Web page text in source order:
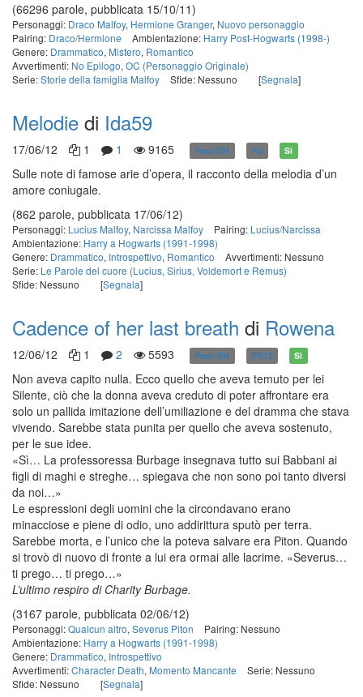
(66296 parole, pubblicata 15/10/11)
Personaggi: Draco Malfoy, Hermione Granger, Nuovo personaggio
Pairing: Draco/Hermione Ambientazione: Harry Post-Hogwarts (1998-)
Genere: Drammatico, Mistero, Romantico
Avvertimenti: No Epilogo, OC (Personaggio Originale)
Serie:Storie della famiglia Malfoy Sfide: Nessuno [Segnala]
Melodie di Ida59
17/06/12 1 1 9165 Post-DH PG Sì
Sulle note di famose arie d’opera, il racconto della melodia d’un
amore coniugale.
(862 parole, pubblicata 17/06/12)
Personaggi: Lucius Malfoy, Narcissa Malfoy Pairing: Lucius/Narcissa
Ambientazione: Harry a Hogwarts (1991-1998)
Genere: Drammatico, Introspettivo, Romantico
Avvertimenti: Nessuno
Serie: Le Parole del cuore (Lucius, Sirius, Voldemort e Remus)
Sfide: Nessuno
[Segnala]
Cadence of her last breath di Rowena
12/06/12 1 2 5593 Post-DH PG13 Sì
Non aveva capito nulla. Ecco quello che aveva temuto per lei
Silente, ciò che la donna aveva creduto di poter affrontare era
solo un pallida imitazione dell’umiliazione e del dramma che stava
vivendo. Sarebbe stata punita per quello che aveva sostenuto,
per le sue idee.
«Sì… La professoressa Burbage insegnava tutto sui Babbani ai
figli di maghi e streghe… spiegava che non sono poi tanto diversi
da noi…»
Le espressioni degli uomini che la circondavano erano
minacciose e piene di odio, uno addirittura sputò per terra.
Sarebbe morta, e l’unico che la poteva salvare era Piton. Quando
si trovò di nuovo di fronte a lui era ormai alle lacrime. «Severus…
ti prego… ti prego…»
L’ultimo respiro di Charity Burbage.
(3167 parole, pubblicata 02/06/12)
Personaggi:Qualcun altro, Severus Piton
Pairing: Nessuno
Ambientazione: Harry a Hogwarts (1991-1998)
Genere: Drammatico, Introspettivo
Avvertimenti:Character Death, Momento Mancante
Serie: Nessuno
Sfide: Nessuno
[Segnala]